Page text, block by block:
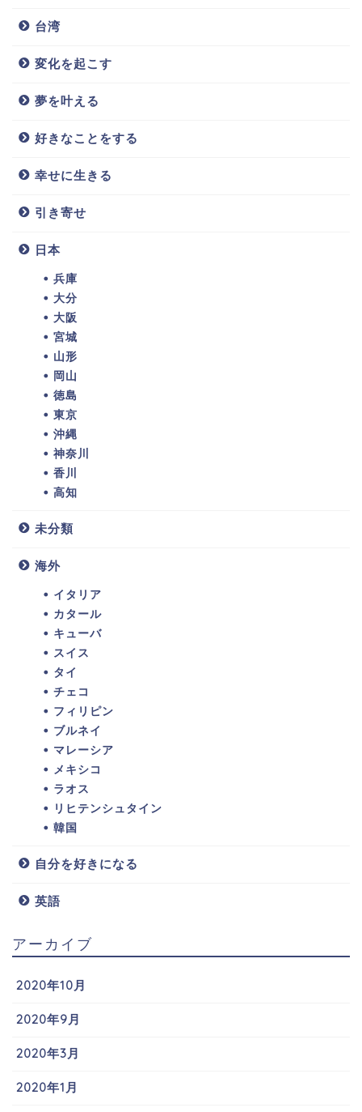
台湾
変化を起こす
夢を叶える
好きなことをする
幸せに生きる
引き寄せ
日本
兵庫
大分
大阪
宮城
山形
岡山
徳島
東京
沖縄
神奈川
香川
高知
未分類
海外
イタリア
カタール
キューバ
スイス
タイ
チェコ
フィリピン
ブルネイ
マレーシア
メキシコ
ラオス
リヒテンシュタイン
韓国
自分を好きになる
英語
アーカイブ
2020年10月
2020年9月
2020年3月
2020年1月